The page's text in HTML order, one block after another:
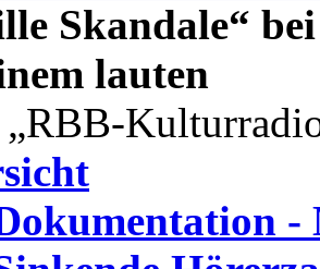
Skandale“
lauten
„RBB-